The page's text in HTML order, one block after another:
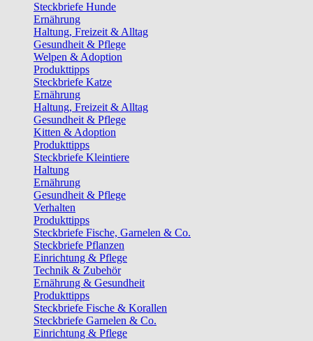
Steckbriefe Hunde
Ernährung
Haltung, Freizeit & Alltag
Gesundheit & Pflege
Welpen & Adoption
Produkttipps
Steckbriefe Katze
Ernährung
Haltung, Freizeit & Alltag
Gesundheit & Pflege
Kitten & Adoption
Produkttipps
Steckbriefe Kleintiere
Haltung
Ernährung
Gesundheit & Pflege
Verhalten
Produkttipps
Steckbriefe Fische, Garnelen & Co.
Steckbriefe Pflanzen
Einrichtung & Pflege
Technik & Zubehör
Ernährung & Gesundheit
Produkttipps
Steckbriefe Fische & Korallen
Steckbriefe Garnelen & Co.
Einrichtung & Pflege